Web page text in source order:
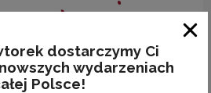
dostarczymy Ci
wydarzeniach
Polsce!